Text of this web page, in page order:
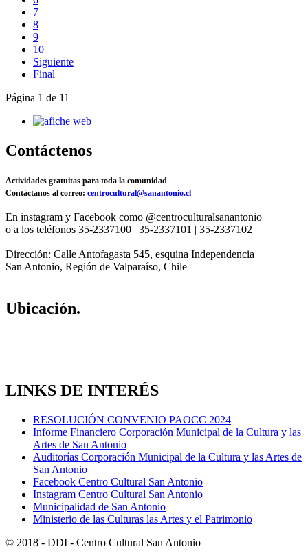
7
8
9
10
Siguiente
Final
Página 1 de 11
Contáctenos
Actividades gratuitas para toda la comunidad
Contáctanos al correo: centrocultural@sanantonio.cl
En instagram y Facebook como @centroculturalsanantonio
o a los teléfonos 35-2337100 | 35-2337101 | 35-2337102
Dirección: Calle Antofagasta 545, esquina Independencia
San Antonio, Región de Valparaíso, Chile
Ubicación.
LINKS DE INTERÉS
RESOLUCIÓN CONVENIO PAOCC 2024
Informe Financiero Corporación Municipal de la Cultura y las
Artes de San Antonio
Auditorías Corporación Municipal de la Cultura y las Artes de
San Antonio
Facebook Centro Cultural San Antonio
Instagram Centro Cultural San Antonio
Municipalidad de San Antonio
Ministerio de las Culturas las Artes y el Patrimonio
© 2018 - DDI - Centro Cultural San Antonio